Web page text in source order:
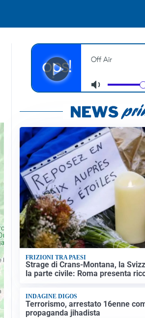
FRIZIONI TRA PAESI
Strage di Crans-Montana, la
la parte civile: Roma presenta
INDAGINE DIGOS
Terrorismo, arrestato 16enne
propaganda jihadista